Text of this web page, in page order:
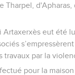
Tharpel,
eut été
travaux par la
pour la